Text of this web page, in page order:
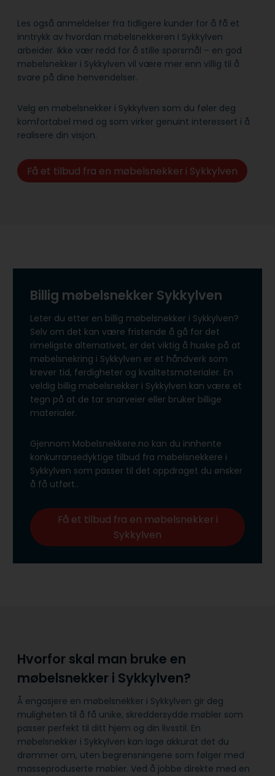
Les også anmeldelser fra tidligere kunder for å få et
inntrykk av hvordan møbelsnekkeren i Sykkylven
arbeider. Ikke vær redd for å stille spørsmål – en god
møbelsnekker i Sykkylven vil være mer enn villig til å
svare på dine henvendelser.
Velg en møbelsnekker i Sykkylven som du føler deg
komfortabel med og som virker genuint interessert i å
realisere din visjon.
Få et tilbud fra en møbelsnekker i Sykkylven
Billig møbelsnekker Sykkylven
Leter du etter en billig møbelsnekker i Sykkylven?
Selv om det kan være fristende å gå for det
rimeligste alternativet, er det viktig å huske på at
møbelsnekring i Sykkylven er et håndverk som
krever tid, ferdigheter og kvalitetsmaterialer. En
veldig billig møbelsnekker i Sykkylven kan være et
tegn på at de tar snarveier eller bruker billige
materialer.
Gjennom Mobelsnekkere.no kan du innhente
konkurransedyktige tilbud fra møbelsnekkere i
Sykkylven som passer til det oppdraget du ønsker
å få utført..
Få et tilbud fra en møbelsnekker i
Sykkylven
Hvorfor skal man bruke en
møbelsnekker i Sykkylven?
Å engasjere en møbelsnekker i Sykkylven gir deg
muligheten til å få unike, skreddersydde møbler som
passer perfekt til ditt hjem og din livsstil. En
møbelsnekker i Sykkylven kan lage akkurat det du
drømmer om, uten begrensningene som følger med
masseproduserte møbler. Ved å jobbe direkte med en